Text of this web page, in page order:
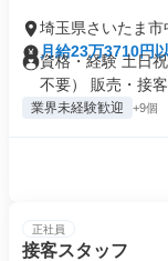
埼玉県さいたま
月給23万3710円
資格・経験 土日
不要） 販売・接客
業界未経験歓迎 +9個
正社員
接客スタッフ